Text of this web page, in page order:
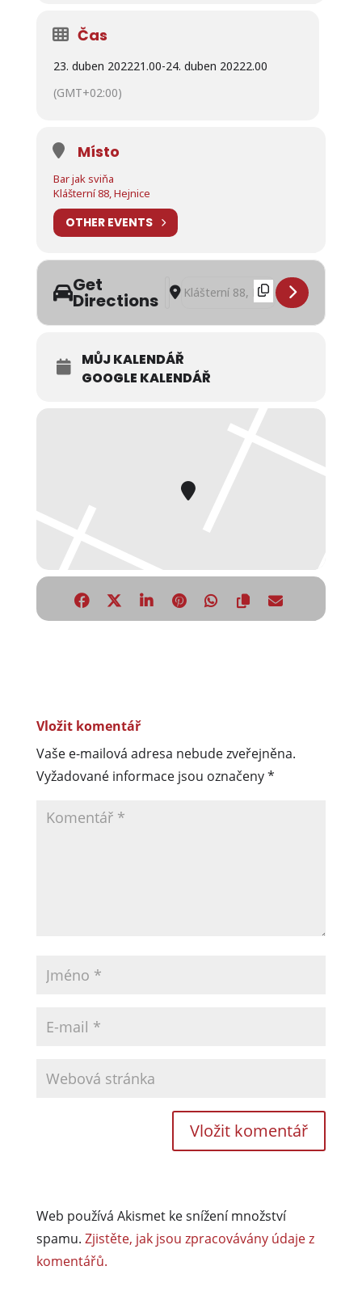
Čas
23. duben 202221.00-24. duben 20222.00
(GMT+02:00)
Místo
Bar jak sviňa
Klášterní 88, Hejnice
OTHER EVENTS
Get
Directions
Address - Předčarodějnický slet ve
Destination Address -
MŮJ KALENDÁŘ
GOOGLE KALENDÁŘ
Vložit komentář
Vaše e-mailová adresa nebude zveřejněna.
Vyžadované informace jsou označeny*
Web používá Akismet ke snížení množství
spamu. Zjistěte, jak jsou zpracovávány údaje z
komentářů.